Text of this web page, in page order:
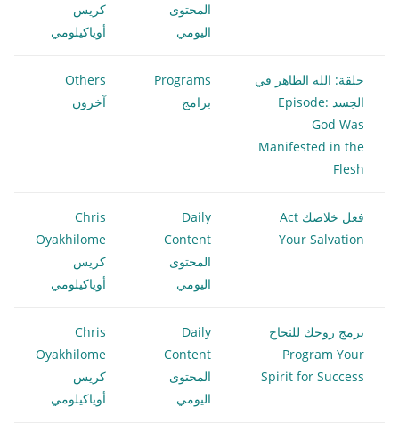
المحتوى
اليومي
كريس
أوياكيلومي
حلقة: الله الظاهر في
الجسد Episode:
God Was
Manifested in the
Flesh
Programs
برامج
Others
آخرون
فعل خلاصك Act
Your Salvation
Daily
Content
المحتوى
اليومي
Chris
Oyakhilome
كريس
أوياكيلومي
برمج روحك للنجاح
Program Your
Spirit for Success
Daily
Content
المحتوى
اليومي
Chris
Oyakhilome
كريس
أوياكيلومي